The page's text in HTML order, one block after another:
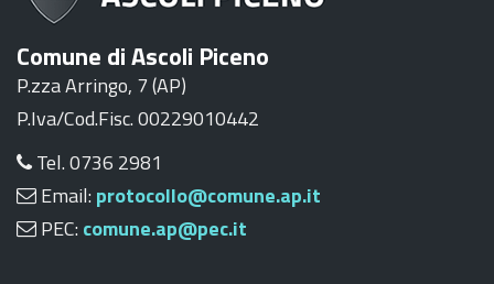
Comune di Ascoli Piceno
P.zza Arringo, 7 (AP)
P.Iva/Cod.Fisc. 00229010442
Tel. 0736 2981
Email: protocollo@comune.ap.it
PEC: comune.ap@pec.it